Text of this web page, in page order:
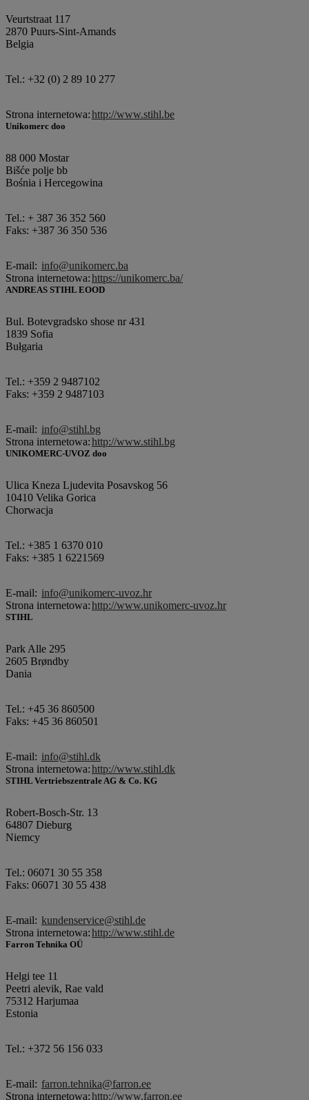
Veurtstraat 117
2870 Puurs-Sint-Amands
Belgia
Tel.: +32 (0) 2 89 10 277
Strona internetowa:http://www.stihl.be
Unikomerc doo
88 000 Mostar
Bišće polje bb
Bośnia i Hercegowina
Tel.: + 387 36 352 560
Faks: +387 36 350 536
E-mail: info@unikomerc.ba
Strona internetowa:https://unikomerc.ba/
ANDREAS STIHL EOOD
Bul. Botevgradsko shose nr 431
1839 Sofia
Bułgaria
Tel.: +359 2 9487102
Faks: +359 2 9487103
E-mail: info@stihl.bg
Strona internetowa:http://www.stihl.bg
UNIKOMERC-UVOZ doo
Ulica Kneza Ljudevita Posavskog 56
10410 Velika Gorica
Chorwacja
Tel.: +385 1 6370 010
Faks: +385 1 6221569
E-mail: info@unikomerc-uvoz.hr
Strona internetowa:http://www.unikomerc-uvoz.hr
STIHL
Park Alle 295
2605 Brøndby
Dania
Tel.: +45 36 860500
Faks: +45 36 860501
E-mail: info@stihl.dk
Strona internetowa:http://www.stihl.dk
STIHL Vertriebszentrale AG & Co. KG
Robert-Bosch-Str. 13
64807 Dieburg
Niemcy
Tel.: 06071 30 55 358
Faks: 06071 30 55 438
E-mail: kundenservice@stihl.de
Strona internetowa:http://www.stihl.de
Farron Tehnika OÜ
Helgi tee 11
Peetri alevik, Rae vald
75312 Harjumaa
Estonia
Tel.: +372 56 156 033
E-mail: farron.tehnika@farron.ee
Strona internetowa:http://www.farron.ee